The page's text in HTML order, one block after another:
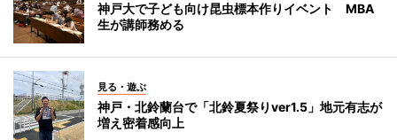
神戸大で子ども向け昆虫標本作りイベント MBA
生が講師務める
見る・遊ぶ
神戸・北鈴蘭台で「北鈴夏祭りver1.5」地元有志が
増え密着感向上